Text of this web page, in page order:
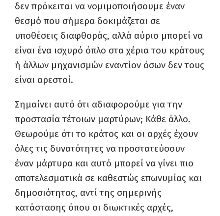
δεν πρόκειται να νομιμοποιήσουμε έναν
θεσμό που σήμερα δοκιμάζεται σε
υποθέσεις διαφθοράς, αλλά αύριο μπορεί να
είναι ένα ισχυρό όπλο στα χέρια του κράτους
ή άλλων μηχανισμών εναντίον όσων δεν τους
είναι αρεστοί.
Σημαίνει αυτό ότι αδιαφορούμε για την
προστασία τέτοιων μαρτύρων; Κάθε άλλο.
Θεωρούμε ότι το κράτος και οι αρχές έχουν
όλες τις δυνατότητες να προστατεύσουν
έναν μάρτυρα και αυτό μπορεί να γίνει πιο
αποτελεσματικά σε καθεστώς επωνυμίας και
δημοσιότητας, αντί της σημερινής
κατάστασης όπου οι διωκτικές αρχές,